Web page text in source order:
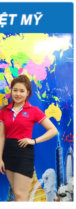
Mã Số